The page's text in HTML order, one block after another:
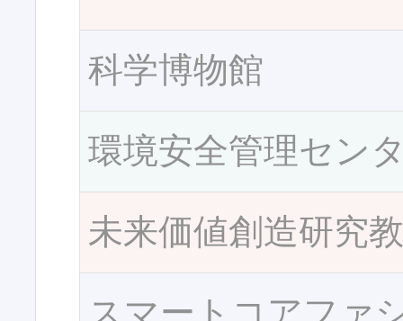
科学博物館
環境安全管理セン
未来価値創造研究
スマートコアファ